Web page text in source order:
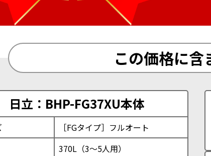
この価格に含
日立：BHP-FG37XU本体
［FGタイプ］フルオート
370L（3～5人用）